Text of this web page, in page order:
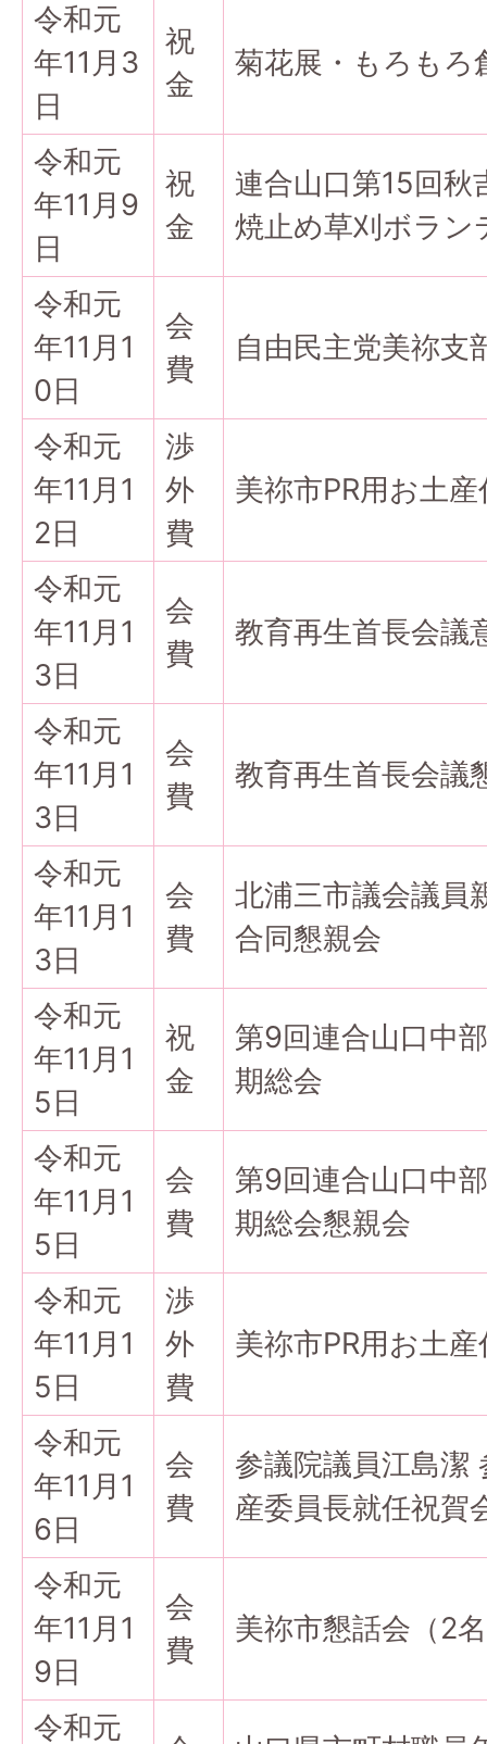
令和元
年11月3
日
祝
金
菊花展・もろもろ
令和元
年11月9
日
祝
金
連合山口第15回秋
焼止め草刈ボラン
令和元
年11月1
0日
会
費
自由民主党美祢支
令和元
年11月1
2日
渉
外
費
美祢市PR用お土産
令和元
年11月1
3日
会
費
教育再生首長会議
令和元
年11月1
3日
会
費
教育再生首長会議
令和元
年11月1
3日
会
費
北浦三市議会議員
合同懇親会
令和元
年11月1
5日
祝
金
第9回連合山口中
期総会
令和元
年11月1
5日
会
費
第9回連合山口中
期総会懇親会
令和元
年11月1
5日
渉
外
費
美祢市PR用お土産
令和元
年11月1
6日
会
費
参議院議員江島潔
産委員長就任祝賀
令和元
年11月1
9日
会
費
美祢市懇話会（2
令和元